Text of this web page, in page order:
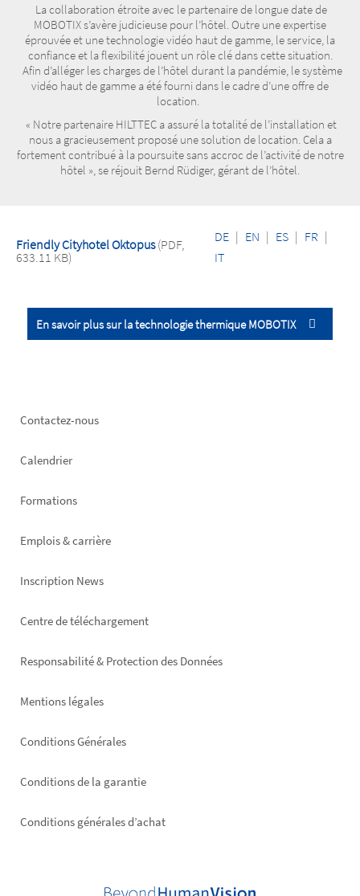
La collaboration étroite avec le partenaire de longue date de
MOBOTIX s’avère judicieuse pour l’hôtel. Outre une expertise
éprouvée et une technologie vidéo haut de gamme, le service, la
confiance et la flexibilité jouent un rôle clé dans cette situation.
Afin d’alléger les charges de l’hôtel durant la pandémie, le système
vidéo haut de gamme a été fourni dans le cadre d’une offre de
location.
« Notre partenaire HILTTEC a assuré la totalité de l’installation et
nous a gracieusement proposé une solution de location. Cela a
fortement contribué à la poursuite sans accroc de l’activité de notre
hôtel », se réjouit Bernd Rüdiger, gérant de l’hôtel.
Friendly Cityhotel Oktopus(PDF,
633.11 KB)
DE | EN | ES | FR |
IT
En savoir plus sur la technologie thermique MOBOTIX
Footer
Contactez-nous
Calendrier
Formations
Emplois & carrière
Inscription News
Footer
Centre de téléchargement
Responsabilité & Protection des Données
Mentions légales
Conditions Générales
Conditions de la garantie
Conditions générales d’achat